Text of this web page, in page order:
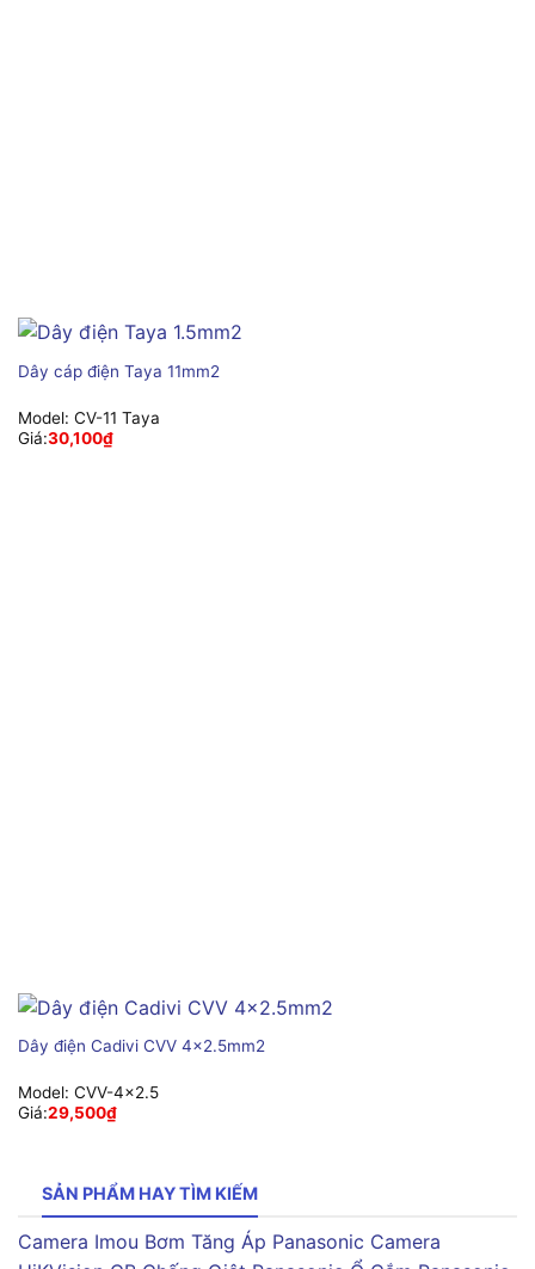
Dây cáp điện Taya 11mm2
Model: CV-11 Taya
Giá:30,100₫
Dây điện Cadivi CVV 4×2.5mm2
Model: CVV-4×2.5
Giá:29,500₫
SẢN PHẨM HAY TÌM KIẾM
Camera Imou Bơm Tăng Áp Panasonic Camera